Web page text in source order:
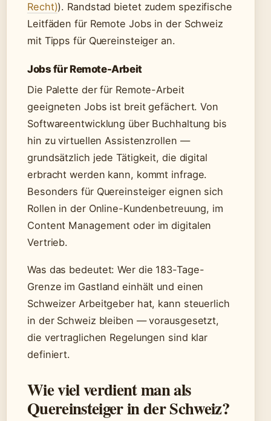
Recht)). Randstad bietet zudem spezifische
Leitfäden für Remote Jobs in der Schweiz
mit Tipps für Quereinsteiger an.
Jobs für Remote-Arbeit
Die Palette der für Remote-Arbeit
geeigneten Jobs ist breit gefächert. Von
Softwareentwicklung über Buchhaltung bis
hin zu virtuellen Assistenzrollen —
grundsätzlich jede Tätigkeit, die digital
erbracht werden kann, kommt infrage.
Besonders für Quereinsteiger eignen sich
Rollen in der Online-Kundenbetreuung, im
Content Management oder im digitalen
Vertrieb.
Was das bedeutet: Wer die 183-Tage-
Grenze im Gastland einhält und einen
Schweizer Arbeitgeber hat, kann steuerlich
in der Schweiz bleiben — vorausgesetzt,
die vertraglichen Regelungen sind klar
definiert.
Wie viel verdient man als
Quereinsteiger in der Schweiz?